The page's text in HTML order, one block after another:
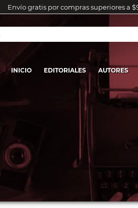
Envío gratis por compras superiores a
INICIO EDITORIALES AUTORES